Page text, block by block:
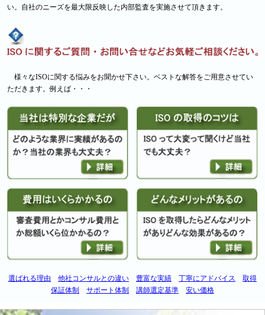
い。自社のニーズを最大限反映した内部監査を実施させて頂きます。
様々なISOに関する悩みをお聞かせ下さい。ベストな解答をご用意させてい
ただきます。例えば・・・
選ばれる理由 他社コンサルとの違い 豊富な実績 丁寧にアドバイス
取得
保証体制
サポート体制 講師選定基準 安い価格